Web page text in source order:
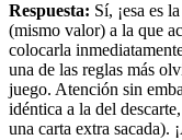
Respuesta: Sí, ¡esa es
(mismo valor) a la que
colocarla
una de las reglas más
juego. Atención sin
idéntica a la del
una carta extra sacada).